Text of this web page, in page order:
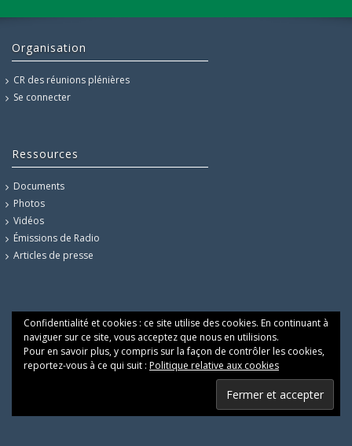
Organisation
CR des réunions plénières
Se connecter
Ressources
Documents
Photos
Vidéos
Émissions de Radio
Articles de presse
Confidentialité et cookies : ce site utilise des cookies. En continuant à
naviguer sur ce site, vous acceptez que nous en utilisions.
Pour en savoir plus, y compris sur la façon de contrôler les cookies,
reportez-vous à ce qui suit : Politique relative aux cookies